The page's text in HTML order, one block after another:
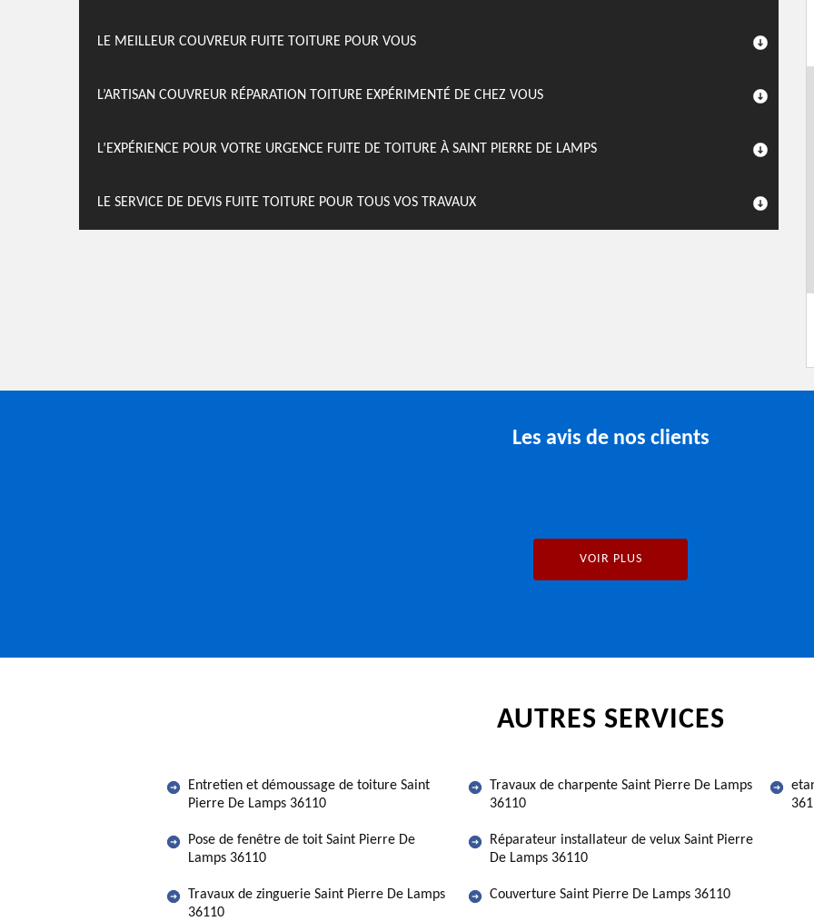
LE MEILLEUR COUVREUR FUITE TOITURE POUR VOUS
L’ARTISAN COUVREUR RÉPARATION TOITURE EXPÉRIMENTÉ DE CHEZ VOUS
L’EXPÉRIENCE POUR VOTRE URGENCE FUITE DE TOITURE À SAINT PIERRE DE LAMPS
LE SERVICE DE DEVIS FUITE TOITURE POUR TOUS VOS TRAVAUX
Les avis de nos clients
VOIR PLUS
AUTRES SERVICES
Entretien et démoussage de toiture Saint
Pierre De Lamps 36110
Pose de fenêtre de toit Saint Pierre De
Lamps 36110
Travaux de zinguerie Saint Pierre De Lamps
36110
Travaux de charpente Saint Pierre De Lamps
36110
Réparateur installateur de velux Saint Pierre
De Lamps 36110
Couverture Saint Pierre De Lamps 36110